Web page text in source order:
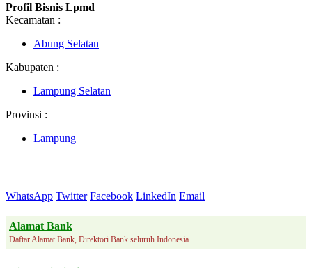
Profil Bisnis Lpmd
Kecamatan :
Abung Selatan
Kabupaten :
Lampung Selatan
Provinsi :
Lampung
WhatsApp Twitter Facebook LinkedIn Email
Alamat Bank
Daftar Alamat Bank, Direktori Bank seluruh Indonesia